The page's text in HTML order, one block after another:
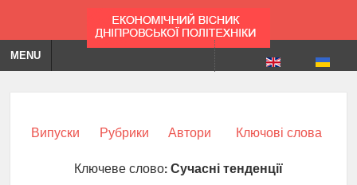
MENU
Випуски Рубрики Автори Ключові слова
Ключеве слово:Сучасні тенденції